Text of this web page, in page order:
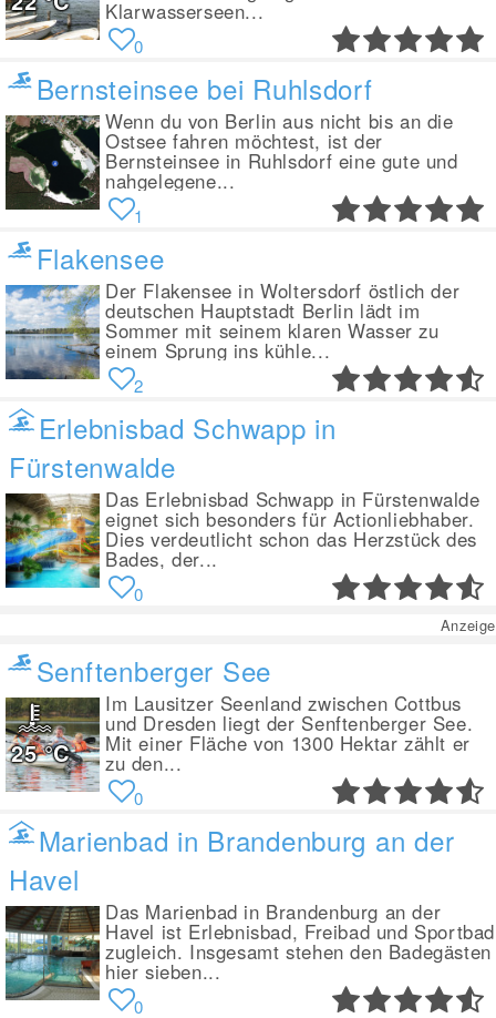
Klarwasserseen...
0
Bernsteinsee bei Ruhlsdorf
Wenn du von Berlin aus nicht bis an die
Ostsee fahren möchtest, ist der
Bernsteinsee in Ruhlsdorf eine gute und
nahgelegene...
1
Flakensee
Der Flakensee in Woltersdorf östlich der
deutschen Hauptstadt Berlin lädt im
Sommer mit seinem klaren Wasser zu
einem Sprung ins kühle...
2
Erlebnisbad Schwapp in
Fürstenwalde
Das Erlebnisbad Schwapp in Fürstenwalde
eignet sich besonders für Actionliebhaber.
Dies verdeutlicht schon das Herzstück des
Bades, der...
0
Anzeige
Senftenberger See
Im Lausitzer Seenland zwischen Cottbus
und Dresden liegt der Senftenberger See.
Mit einer Fläche von 1300 Hektar zählt er
zu den...
25°C
0
Marienbad in Brandenburg an der
Havel
Das Marienbad in Brandenburg an der
Havel ist Erlebnisbad, Freibad und Sportbad
zugleich. Insgesamt stehen den Badegästen
hier sieben...
0